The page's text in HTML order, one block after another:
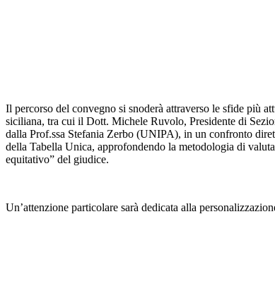
Il percorso del convegno si snoderà attraverso le sfide più
siciliana, tra cui il Dott. Michele Ruvolo, Presidente di
dalla Prof.ssa Stefania Zerbo (UNIPA), in un confronto
della Tabella Unica, approfondendo la metodologia di
equitativo” del giudice.
Un’attenzione particolare sarà dedicata alla